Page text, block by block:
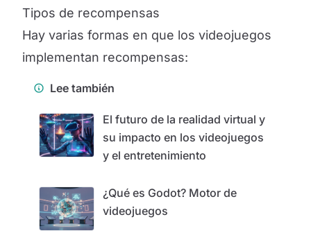
Tipos de recompensas
Hay varias formas en que los videojuegos
implementan recompensas:
Lee también
El futuro de la realidad virtual y
su impacto en los videojuegos
y el entretenimiento
¿Qué es Godot? Motor de
videojuegos